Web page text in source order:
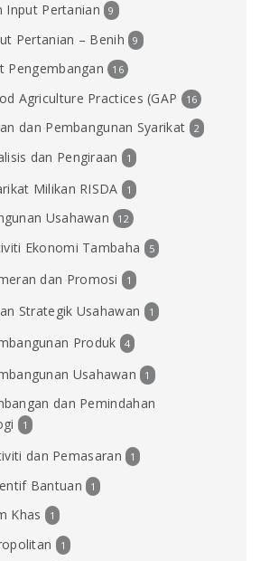
Input Pertanian 9
Pertanian – Benih 9
Pengembangan 16
Agriculture Practices (GAP 16
dan Pembangunan Syarikat 2
dan Pengiraan 1
Milikan RISDA 1
Usahawan 12
Ekonomi Tambaha 5
dan Promosi 1
Strategik Usahawan 1
Produk 4
Usahawan 1
dan Pemindahan
1
dan Pemasaran 1
Bantuan 1
Khas 1
1